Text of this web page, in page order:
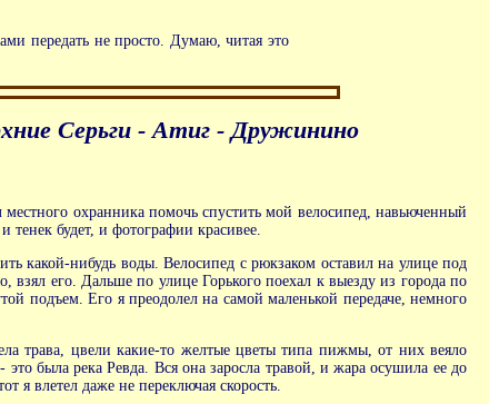
передать не просто. Думаю, читая это
Серьги - Атиг - Дружинино
охранника помочь спустить мой велосипед, навьюченный
тенек будет, и фотографии красивее.
какой-нибудь воды. Велосипед с рюкзаком оставил на улице под
взял его. Дальше по улице Горького поехал к выезду из города по
подъем. Его я преодолел на самой маленькой передаче, немного
трава, цвели какие-то желтые цветы типа пижмы, от них веяло
была река Ревда. Вся она заросла травой, и жара осушила ее до
я влетел даже не переключая скорость.